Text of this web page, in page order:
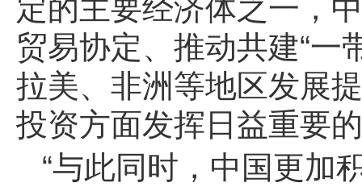
定的主要经济体之一，
贸易协定、推动共建“一
拉美、非洲等地区发展
投资方面发挥日益重要
“与此同时，中国更加